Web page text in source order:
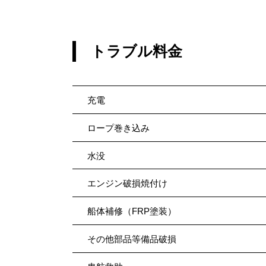
トラブル料金
充電
ロープ巻き込み
水没
エンジン破損焼付け
船体補修（FRP塗装）
その他部品等備品破損